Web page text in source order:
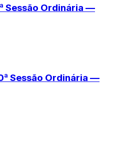
Sessão Ordinária —
Sessão Ordinária —